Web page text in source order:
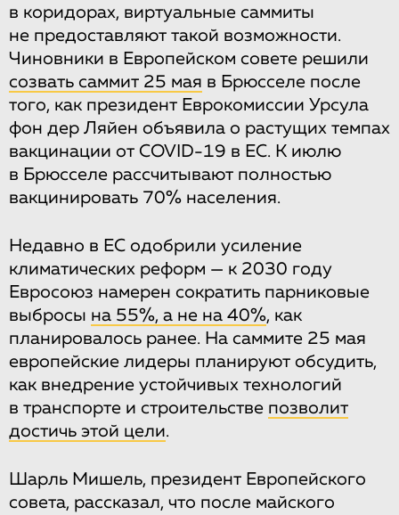
в коридорах, виртуальные саммиты
не предоставляют такой возможности.
Чиновники в Европейском совете решили
созвать саммит 25 мая в Брюсселе после
того, как президент Еврокомиссии Урсула
фон дер Ляйен объявила о растущих темпах
вакцинации от COVID-19 в ЕС. К июлю
в Брюсселе рассчитывают полностью
вакцинировать 70% населения.
Недавно в ЕС одобрили усиление
климатических реформ — к 2030 году
Евросоюз намерен сократить парниковые
выбросы на 55%, а не на 40%, как
планировалось ранее. На саммите 25 мая
европейские лидеры планируют обсудить,
как внедрение устойчивых технологий
в транспорте и строительстве позволит
достичь этой цели.
Шарль Мишель, президент Европейского
совета, рассказал, что после майского